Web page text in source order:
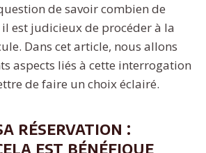
de savoir combien de
il est judicieux de procéder à la
Dans cet article, nous allons
aspects liés à cette interrogation
de faire un choix éclairé.
réservation :
est bénéfique